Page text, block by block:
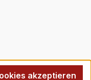
akzeptieren